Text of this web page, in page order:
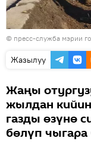
© пресс-служба мэрии
Жазылуу
Жаңы
жылдан
газды өзүнө
бөлүп